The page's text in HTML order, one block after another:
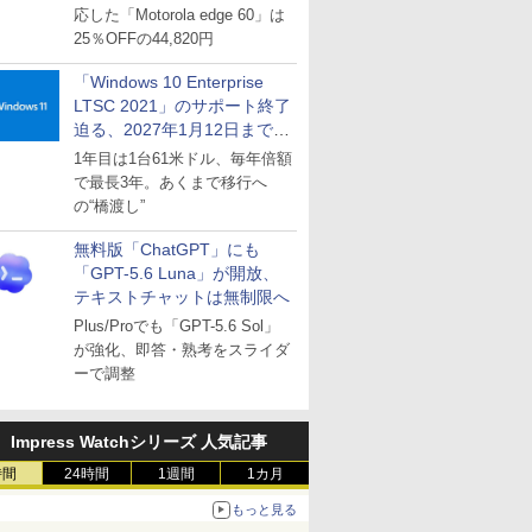
応した「Motorola edge 60」は
25％OFFの44,820円
「Windows 10 Enterprise
LTSC 2021」のサポート終了
迫る、2027年1月12日まで
～ESUは9月1日から販売
1年目は1台61米ドル、毎年倍額
で最長3年。あくまで移行へ
の“橋渡し”
無料版「ChatGPT」にも
「GPT-5.6 Luna」が開放、
テキストチャットは無制限へ
Plus/Proでも「GPT-5.6 Sol」
が強化、即答・熟考をスライダ
ーで調整
Impress Watchシリーズ 人気記事
24時間 1週間 1カ月
もっと見る